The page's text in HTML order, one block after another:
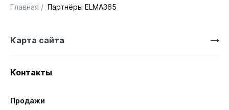
Главная / Партнёры ELMA365
Карта сайта
Контакты
Продажи